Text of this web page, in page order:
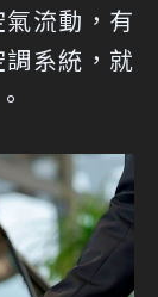
流動，有
系統，就